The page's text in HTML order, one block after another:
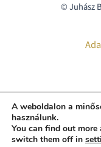
© Juhász
A weboldalon a
használunk.
You can find out
switch them off in